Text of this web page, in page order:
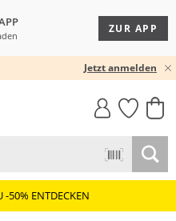
ZUR APP
STERNE Jetzt anmelden
MUST-HAVE
-50% ENTDECKEN